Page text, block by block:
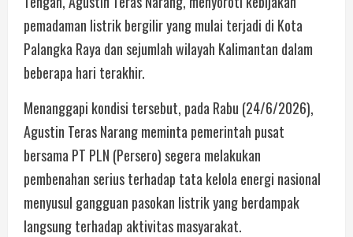
pemadaman listrik bergilir yang mulai terjadi di Kota
Palangka Raya dan sejumlah wilayah Kalimantan dalam
beberapa hari terakhir.
Menanggapi kondisi tersebut, pada Rabu (24/6/2026),
Agustin Teras Narang meminta pemerintah pusat
bersama PT PLN (Persero) segera melakukan
pembenahan serius terhadap tata kelola energi nasional
menyusul gangguan pasokan listrik yang berdampak
langsung terhadap aktivitas masyarakat.